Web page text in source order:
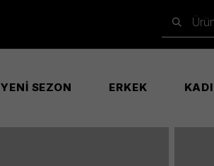
YENİ SEZON ERKEK
Bm2858 Konos Trs Erkek Gri̇ Ayakkabı